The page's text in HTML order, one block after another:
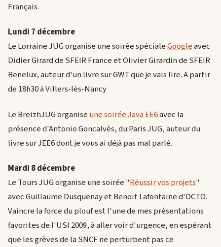
Français.
Lundi 7 décembre
Le Lorraine JUG organise une soirée spécialeGoogleavec
Didier Girard de SFEIR France et Olivier Girardin de SFEIR
Benelux, auteur d'un livre sur GWT que je vais lire. A partir
de 18h30 à Villers-lès-Nancy
Le BreizhJUG organise une soirée Java EE6avec la
présence d'Antonio Goncalvès, du Paris JUG, auteur du
livre sur JEE6 dont je vous ai déjà pas mal parlé.
Mardi 8 décembre
Le Tours JUG organise une soirée "Réussir vos projets"
avec Guillaume Dusquenay et Benoit Lafontaine d'OCTO.
Vaincre la force du plouf est l'une de mes présentations
favorites de l'USI 2009, à aller voir d'urgence, en espérant
que les grèves de la SNCF ne perturbent pas ce